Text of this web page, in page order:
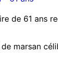
de 61 ans
marsan